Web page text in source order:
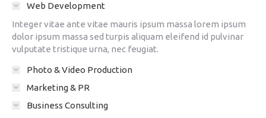
Web Development
Integer vitae ante vitae mauris ipsum massa lorem ipsum
dolor ipsum massa sed turpis aliquam eleifend id pulvinar
vulputate tristique urna, nec feugiat.
Photo & Video Production
Marketing & PR
Business Consulting